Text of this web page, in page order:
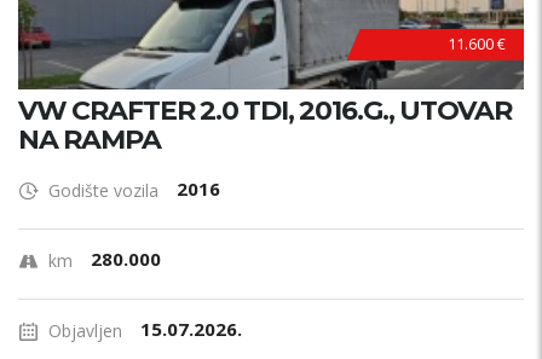
11.600 €
VW CRAFTER 2.0 TDI, 2016.G., UTOVAR
NA RAMPA
Godište vozila 2016
km 280.000
Objavljen 15.07.2026.